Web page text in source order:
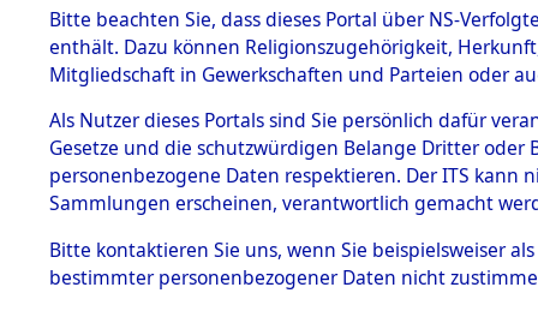
BESTÄNDE
1.
mente
5. Verschiedenes
5.3
Todesmärsche
5.3.1 Alliierte
Erhebungen
zu
Todesmärsch
Baden-
Esslingen
Bitte beachten Sie, dass dieses Portal über NS-
enthält. Dazu können Religionszugehörigkeit,
Mitgliedschaft in Gewerkschaften und Parteien oder
Als Nutzer dieses Portals sind Sie persönlich dafür
Gesetze und die schutzwürdigen Belange Dritter
personenbezogene Daten respektieren. Der ITS
Sammlungen erscheinen, verantwortlich gemacht
Bitte kontaktieren Sie uns, wenn Sie beispielsweiser
bestimmter personenbezogener Daten nicht